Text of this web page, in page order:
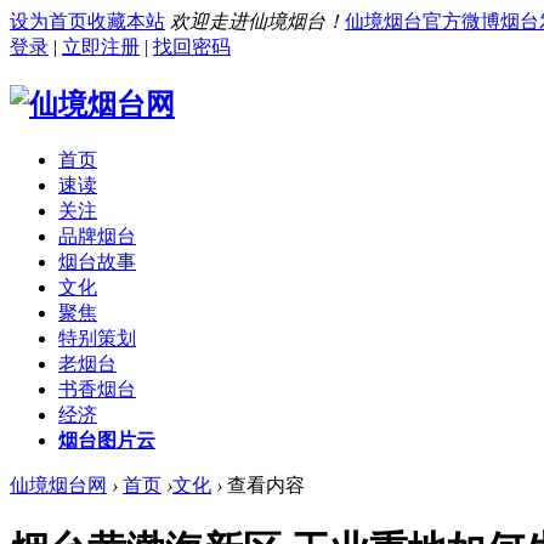
设为首页收藏本站 欢迎走进仙境烟台！ 仙境烟台官方微博烟台
登录 | 立即注册 | 找回密码
首页
速读
关注
品牌烟台
烟台故事
文化
聚焦
特别策划
老烟台
书香烟台
经济
烟台图片云
仙境烟台网 › 首页 ›文化 › 查看内容